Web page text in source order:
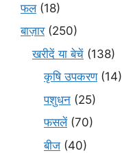
फल(18)
बाज़ार(250)
खरीदें या बेचें (138)
कृषि उपकरण(14)
पशुधन (25)
फसलें(70)
बीज (40)